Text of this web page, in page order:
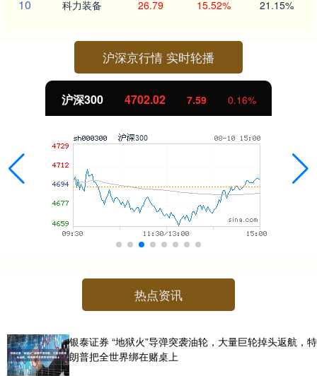
10 科力装备 26.79 15.52% 21.15%
沪深京行情 实时轮播
沪深300 4702.02 7.59 0.16%
热点资讯
银泰证券 “地狱火”导弹突袭油轮，大量巨轮掉头返航，特
朗普把全世界绑在赌桌上